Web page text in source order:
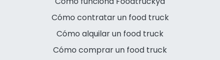
Cómo contratar un food truck
Cómo alquilar un food truck
Cómo comprar un food truck